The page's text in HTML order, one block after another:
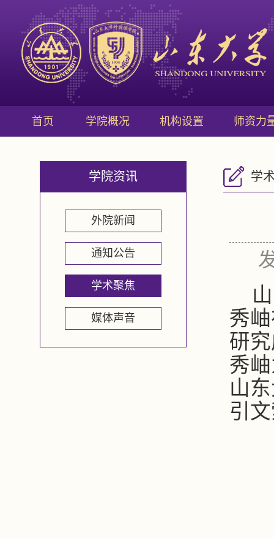
首页 学院概况 机构设置 师资力
学院资讯
外院新闻
通知公告
学术聚焦
媒体声音
学
秀
研
秀
山
引